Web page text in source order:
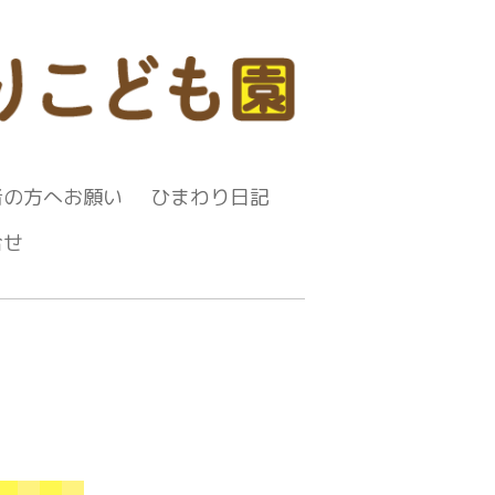
方へお願い
ひまわり日記